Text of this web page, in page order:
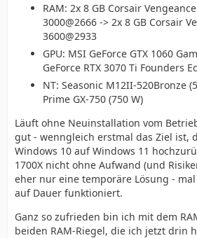
RAM: 2x 8 GB Corsair Vengeance
3000@2666 -> 2x 8 GB Corsair
3600@2933
GPU: MSI GeForce GTX 1060
GeForce RTX 3070 Ti Founders
NT: Seasonic M12II-520Bronze
Prime GX-750 (750 W)
Läuft ohne Neuinstallation vom
gut - wenngleich erstmal das Ziel ist,
Windows 10 auf Windows 11
1700X nicht ohne Aufwand (und
eher nur eine temporäre Lösung -
auf Dauer funktioniert.
Ganz so zufrieden bin ich mit dem
beiden RAM-Riegel, die ich jetzt drin